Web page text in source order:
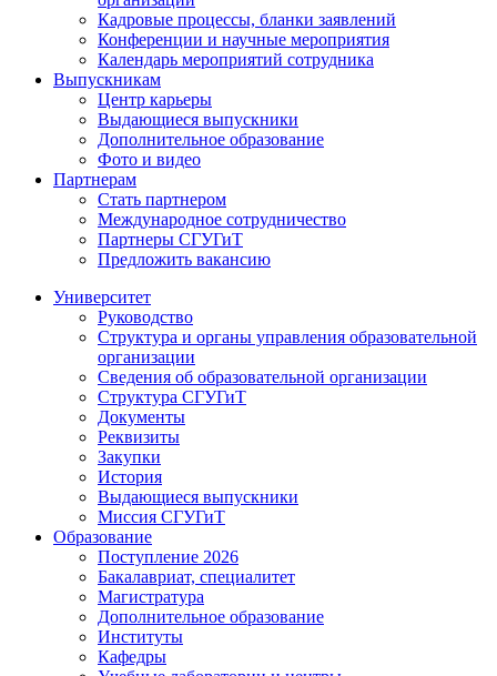
Кадровые процессы, бланки заявлений
Конференции и научные мероприятия
Календарь мероприятий сотрудника
Выпускникам
Центр карьеры
Выдающиеся выпускники
Дополнительное образование
Фото и видео
Партнерам
Стать партнером
Международное сотрудничество
Партнеры СГУГиТ
Предложить вакансию
Университет
Руководство
Структура и органы управления образовательной
организации
Сведения об образовательной организации
Структура СГУГиТ
Документы
Реквизиты
Закупки
История
Выдающиеся выпускники
Миссия СГУГиТ
Образование
Поступление 2026
Бакалавриат, специалитет
Магистратура
Дополнительное образование
Институты
Кафедры